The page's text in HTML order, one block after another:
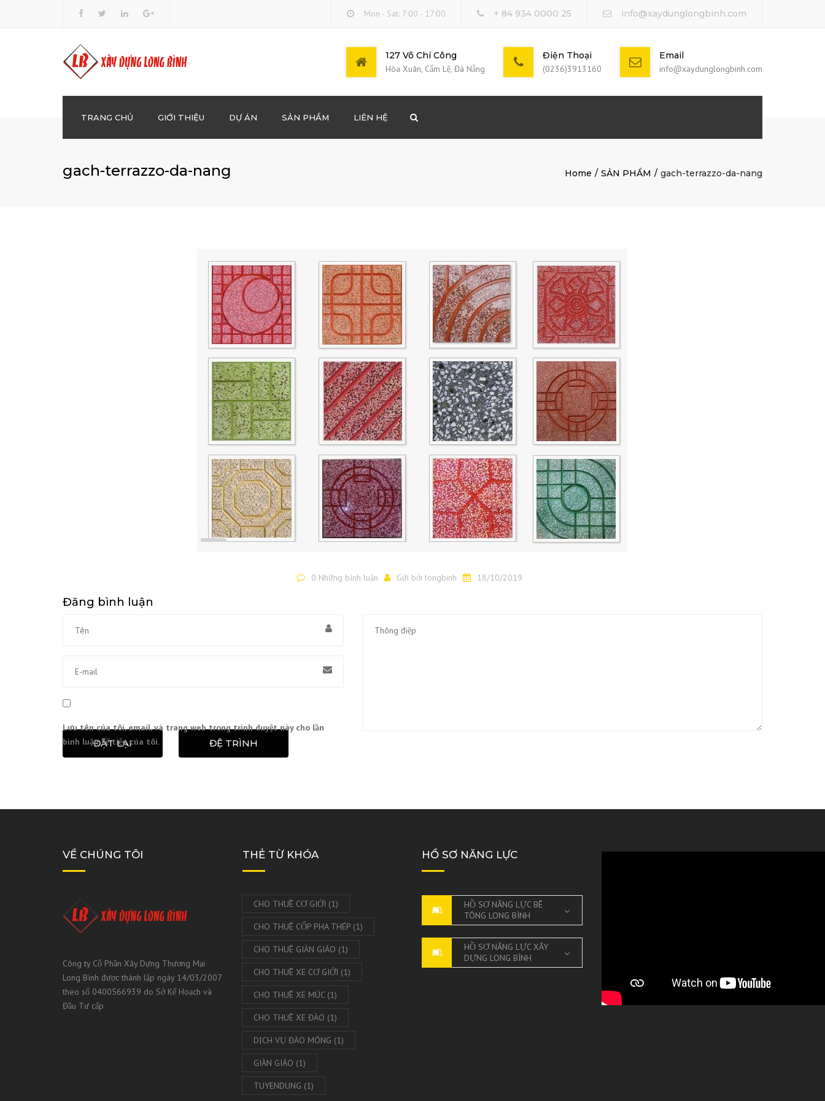
Mon - Sat: 7:00 - 17:00 + 84 934 0000 25 info@xaydunglongbinh.com
127 Võ Chí Công
Hòa Xuân, Cẩm Lệ, Đà Nẵng
Điện Thoại
(0236)3913160
Email
info@xaydunglongbinh.com
TRANG CHỦ GIỚI THIỆU DỰ ÁN SẢN PHẨM
SAN LẤP MẶT BẰNG TẠI
TP Đà Nẵng
TRANG TRÍ NỘI NGOẠI
THẤT CÔNG TRÌNH
Gạch Terrazzo
LIÊN HỆ
gach-terrazzo-da-nang Home SẢN PHẨM gach-terrazzo-da-nang
0 Những bình luận Gửi bởi longbinh 18/10/2019
Đăng bình luận
Lưu tên của tôi, email, và trang web trong trình duyệt này cho lần
bình luận kế tiếp của tôi.
ĐẶT LẠI ĐỆ TRÌNH
VỀ CHÚNG TÔI
Công ty Cổ Phần Xây Dựng Thương Mại
Long Bình được thành lập ngày 14/03/2007
theo số 0400566939 do Sở Kế Hoạch và
Đầu Tư cấp
THẺ TỪ KHÓA
CHO THUÊ CƠ GIỚI (1)
CHO THUÊ CỐP PHA THÉP(1)
CHO THUÊ GIÀN GIÁO (1)
CHO THUÊ XE CƠ GIỚI (1)
CHO THUÊ XE MÚC(1)
CHO THUÊ XE ĐÀO (1)
DỊCH VỤ ĐÀO MÓNG (1)
GIÀN GIÁO (1)
TUYENDUNG (1)
HỒ SƠ NĂNG LỰC
HỒ SƠ NĂNG LỰC BÊ
TÔNG LONG BÌNH
HỒ SƠ NĂNG LỰC XÂY
DỰNG LONG BÌNH